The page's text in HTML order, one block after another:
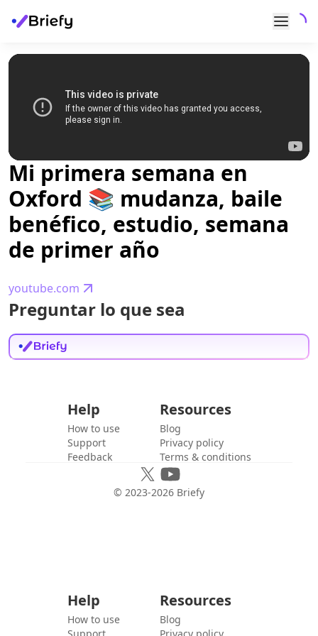
Mi primera semana en
Oxford 📚 mudanza, baile
benéfico, estudio, semana
de primer año
youtube.com
Preguntar lo que sea
Help
How to use
Support
Feedback
Resources
Blog
Privacy policy
Terms & conditions
© 2023-2026 Briefy
Help
How to use
Resources
Blog